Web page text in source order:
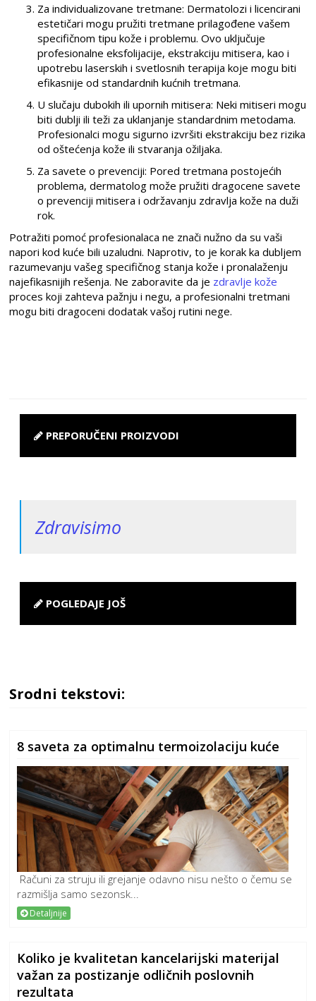
Za individualizovane tretmane: Dermatolozi i licencirani
estetičari mogu pružiti tretmane prilagođene vašem
specifičnom tipu kože i problemu. Ovo uključuje
profesionalne eksfolijacije, ekstrakciju mitisera, kao i
upotrebu laserskih i svetlosnih terapija koje mogu biti
efikasnije od standardnih kućnih tretmana.
U slučaju dubokih ili upornih mitisera: Neki mitiseri mogu
biti dublji ili teži za uklanjanje standardnim metodama.
Profesionalci mogu sigurno izvršiti ekstrakciju bez rizika
od oštećenja kože ili stvaranja ožiljaka.
Za savete o prevenciji: Pored tretmana postojećih
problema, dermatolog može pružiti dragocene savete
o prevenciji mitisera i održavanju zdravlja kože na duži
rok.
Potražiti pomoć profesionalaca ne znači nužno da su vaši
napori kod kuće bili uzaludni. Naprotiv, to je korak ka dubljem
razumevanju vašeg specifičnog stanja kože i pronalaženju
najefikasnijih rešenja. Ne zaboravite da je zdravlje kože
proces koji zahteva pažnju i negu, a profesionalni tretmani
mogu biti dragoceni dodatak vašoj rutini nege.
PREPORUČENI PROIZVODI
Zdravisimo
POGLEDAJE JOŠ
Srodni tekstovi:
8 saveta za optimalnu termoizolaciju kuće
Računi za struju ili grejanje odavno nisu nešto o čemu se
razmišlja samo sezonsk...
Detaljnije
Koliko je kvalitetan kancelarijski materijal
važan za postizanje odličnih poslovnih
rezultata